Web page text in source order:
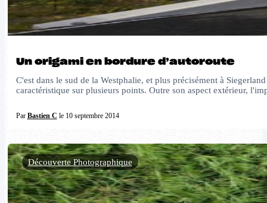
Un origami en bordure d’autoroute
C'est dans le sud de la Westphalie, et plus précisément à
caractéristique sur plusieurs points. Outre son aspect extérieur,
Par Bastien C le 10 septembre 2014
Découverte Photographique